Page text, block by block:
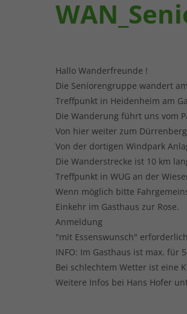
Hallo Wanderfreunde !
Die Seniorengruppe wandert
Treffpunkt in Heidenheim am
Die Wanderung führt uns vom
Von hier weiter zum
Von der dortigen Windpark
Die Wanderstrecke ist 10 km
Treffpunkt in WUG an der
Wenn möglich bitte
Einkehr im Gasthaus zur Rose.
Anmeldung
"mit Essenswunsch"
INFO: Im Gasthaus ist max. für
Bei schlechtem Wetter ist eine
Weitere Infos bei Hans Hofer